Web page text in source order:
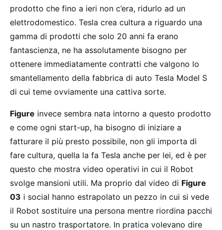
prodotto che fino a ieri non c’era, ridurlo ad un
elettrodomestico. Tesla crea cultura a riguardo una
gamma di prodotti che solo 20 anni fa erano
fantascienza, ne ha assolutamente bisogno per
ottenere immediatamente contratti che valgono lo
smantellamento della fabbrica di auto Tesla Model S
di cui teme ovviamente una cattiva sorte.
Figure invece sembra nata intorno a questo prodotto
e come ogni start-up, ha bisogno di iniziare a
fatturare il più presto possibile, non gli importa di
fare cultura, quella la fa Tesla anche per lei, ed è per
questo che mostra video operativi in cui il Robot
svolge mansioni utili. Ma proprio dal video di Figure
03 i social hanno estrapolato un pezzo in cui si vede
il Robot sostituire una persona mentre riordina pacchi
su un nastro trasportatore. In pratica volevano dire